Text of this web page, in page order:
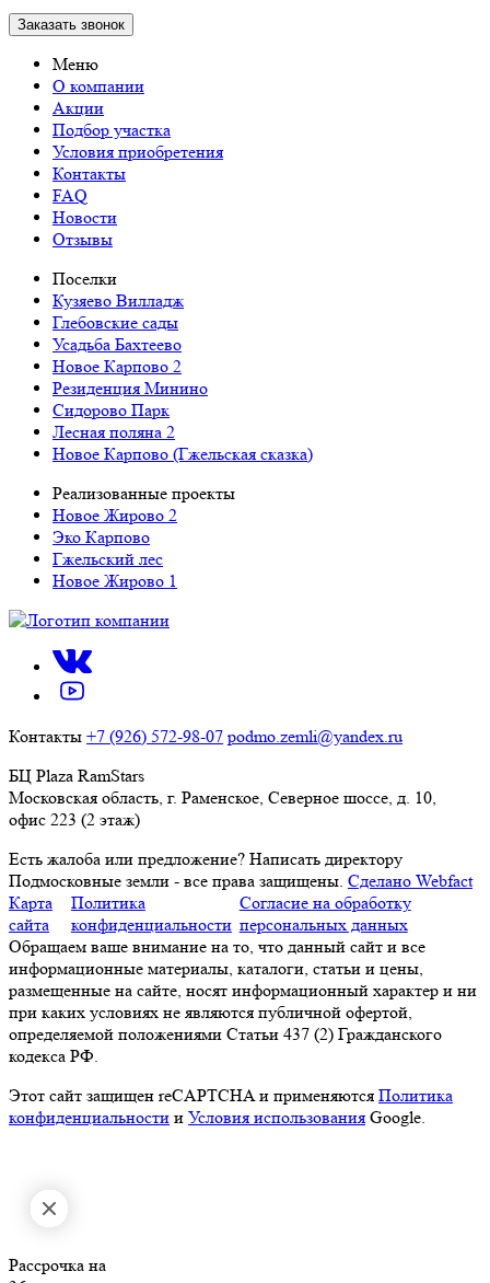
Заказать звонок
Меню
О компании
Акции
Подбор участка
Условия приобретения
Контакты
FAQ
Новости
Отзывы
Поселки
Кузяево Вилладж
Глебовские сады
Усадьба Бахтеево
Новое Карпово 2
Резиденция Минино
Сидорово Парк
Лесная поляна 2
Новое Карпово (Гжельская сказка)
Реализованные проекты
Новое Жирово 2
Эко Карпово
Гжельский лес
Новое Жирово 1
Контакты +7 (926) 572-98-07 podmo.zemli@yandex.ru
БЦ Plaza RamStars
Московская область, г. Раменское, Северное шоссе, д. 10,
офис 223 (2 этаж)
Есть жалоба или предложение? Написать директору
Подмосковные земли - все права защищены. Сделано Webfact
Карта
сайта
Политика
конфиденциальности
Согласие на обработку
персональных данных
Обращаем ваше внимание на то, что данный сайт и все
информационные материалы, каталоги, статьи и цены,
размещенные на сайте, носят информационный характер и ни
при каких условиях не являются публичной офертой,
определяемой положениями Статьи 437 (2) Гражданского
кодекса РФ.
Этот сайт защищен reCAPTCHA и применяются Политика
конфиденциальности и Условия использования Google.
Рассрочка на